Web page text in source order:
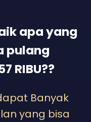
apa yang
pulang
RIBU??
Banyak
yang bisa